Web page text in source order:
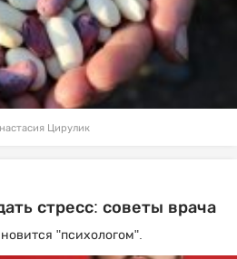
Цирулик
стресс: советы врача
"психологом".